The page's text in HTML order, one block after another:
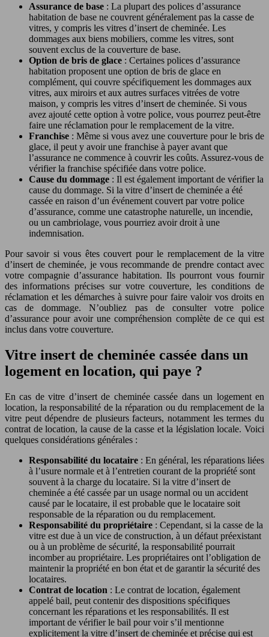
Assurance de base : La plupart des polices d’assurance
habitation de base ne couvrent généralement pas la casse de
vitres, y compris les vitres d’insert de cheminée. Les
dommages aux biens mobiliers, comme les vitres, sont
souvent exclus de la couverture de base.
Option de bris de glace : Certaines polices d’assurance
habitation proposent une option de bris de glace en
complément, qui couvre spécifiquement les dommages aux
vitres, aux miroirs et aux autres surfaces vitrées de votre
maison, y compris les vitres d’insert de cheminée. Si vous
avez ajouté cette option à votre police, vous pourrez peut-être
faire une réclamation pour le remplacement de la vitre.
Franchise : Même si vous avez une couverture pour le bris de
glace, il peut y avoir une franchise à payer avant que
l’assurance ne commence à couvrir les coûts. Assurez-vous de
vérifier la franchise spécifiée dans votre police.
Cause du dommage : Il est également important de vérifier la
cause du dommage. Si la vitre d’insert de cheminée a été
cassée en raison d’un événement couvert par votre police
d’assurance, comme une catastrophe naturelle, un incendie,
ou un cambriolage, vous pourriez avoir droit à une
indemnisation.
Pour savoir si vous êtes couvert pour le remplacement de la vitre
d’insert de cheminée, je vous recommande de prendre contact avec
votre compagnie d’assurance habitation. Ils pourront vous fournir
des informations précises sur votre couverture, les conditions de
réclamation et les démarches à suivre pour faire valoir vos droits en
cas de dommage. N’oubliez pas de consulter votre police
d’assurance pour avoir une compréhension complète de ce qui est
inclus dans votre couverture.
Vitre insert de cheminée cassée dans un
logement en location, qui paye ?
En cas de vitre d’insert de cheminée cassée dans un logement en
location, la responsabilité de la réparation ou du remplacement de la
vitre peut dépendre de plusieurs facteurs, notamment les termes du
contrat de location, la cause de la casse et la législation locale. Voici
quelques considérations générales :
Responsabilité du locataire : En général, les réparations liées
à l’usure normale et à l’entretien courant de la propriété sont
souvent à la charge du locataire. Si la vitre d’insert de
cheminée a été cassée par un usage normal ou un accident
causé par le locataire, il est probable que le locataire soit
responsable de la réparation ou du remplacement.
Responsabilité du propriétaire : Cependant, si la casse de la
vitre est due à un vice de construction, à un défaut préexistant
ou à un problème de sécurité, la responsabilité pourrait
incomber au propriétaire. Les propriétaires ont l’obligation de
maintenir la propriété en bon état et de garantir la sécurité des
locataires.
Contrat de location : Le contrat de location, également
appelé bail, peut contenir des dispositions spécifiques
concernant les réparations et les responsabilités. Il est
important de vérifier le bail pour voir s’il mentionne
explicitement la vitre d’insert de cheminée et précise qui est